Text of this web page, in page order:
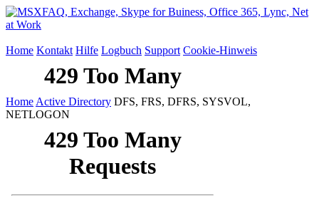
Home Kontakt Hilfe Logbuch Support Cookie-Hinweis
Home Active Directory DFS, FRS, DFRS, SYSVOL,
NETLOGON